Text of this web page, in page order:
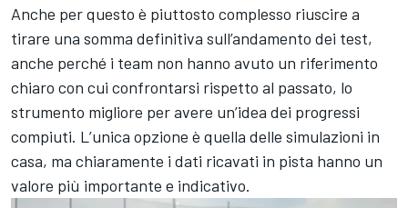
Anche per questo è piuttosto complesso riuscire a
tirare una somma definitiva sull’andamento dei test,
anche perché i team non hanno avuto un riferimento
chiaro con cui confrontarsi rispetto al passato, lo
strumento migliore per avere un’idea dei progressi
compiuti. L’unica opzione è quella delle simulazioni in
casa, ma chiaramente i dati ricavati in pista hanno un
valore più importante e indicativo.